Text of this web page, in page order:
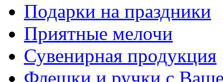
Подарки на праздники
Приятные мелочи
Сувенирная продукция